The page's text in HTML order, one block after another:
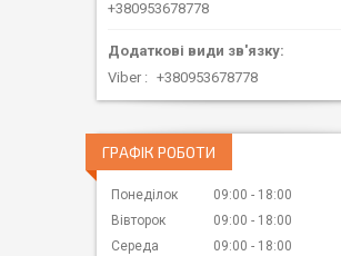
+380953678778
Viber +380953678778
ГРАФІК РОБОТИ
Понеділок 09:00
18:00
Вівторок
09:00
18:00
Середа
09:00
18:00